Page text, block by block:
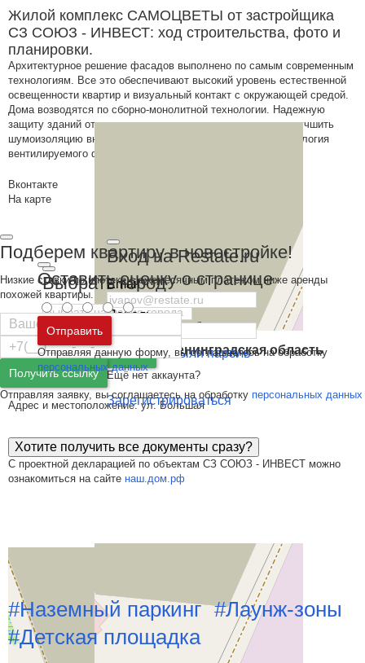
Выбрать город
Москва и
Московская область
Санкт-Петербург иЛенинградская область
Вход на Restate.ru
Email
Пароль
Войти Забыли пароль
Ещё нет аккаунта?
Зарегистрироваться
Жилой комплекс САМОЦВЕТЫ от застройщика
СЗ СОЮЗ - ИНВЕСТ: ход строительства, фото и
планировки.
Архитектурное решение фасадов выполнено по самым современным
технологиям. Все это обеспечивают высокий уровень естественной
освещенности квартир и визуальный контакт с окружающей средой.
Дома возводятся по сборно-монолитной технологии. Надежную
защиту зданий от влаги и ветра, перепада температур, улучшить
шумоизоляцию внутреннего пространства позволяет технология
вентилируемого фасада.
Вконтакте
На карте
Адрес и местоположение: ул. Большая
Хотите получить все документы сразу?
С проектной декларацией по объектам СЗ СОЮЗ - ИНВЕСТ можно
ознакомиться на сайте наш.дом.рф
Особенности
#Наземный паркинг #Лаунж-зоны
#Детская площадка
Подберем квартиру в новостройке!
Низкие ставки по ипотеке с ежемесячным платежом ниже аренды
похожей квартиры.
Получить ссылку
Отправляя заявку, вы соглашаетесь на обработку персональных данных
Оставить оценку о странице
Отправить
Отправляя данную форму, вы соглашаетесь на обработку
персональных данных